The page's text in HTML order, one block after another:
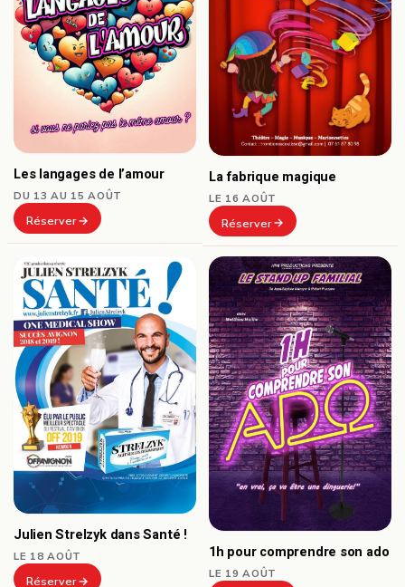
Les langages de l’amour
DU 13 AU 15 AOÛT
Réserver
La fabrique magique
LE 16 AOÛT
Réserver
Julien Strelzyk dans Santé !
LE 18 AOÛT
Réserver
1h pour comprendre son ado
LE 19 AOÛT